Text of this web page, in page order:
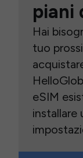
piani
Hai
tuo
eSIM
installare